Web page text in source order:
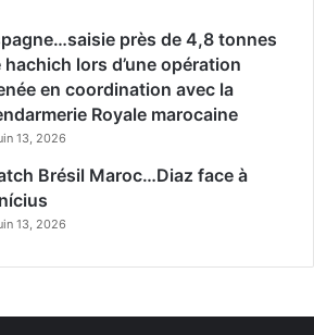
près de 4,8 tonnes
hachich lors d’une opération
en coordination avec la
Royale marocaine
13, 2026
Brésil Maroc…Diaz face à
13, 2026